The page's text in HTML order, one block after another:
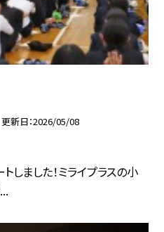
更新日 2026/05/08
しました！ミライプラスの小